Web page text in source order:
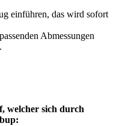
einführen, das wird sofort
Abmessungen
welcher sich durch